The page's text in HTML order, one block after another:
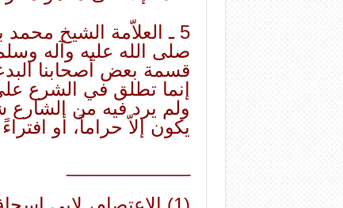
5 ـ العلاّمة الشيخ
صلى الله عليه وآله
قسمة بعض أصحابنا
إنما تطلق في الشرع
ولم يرد فيه من الشارع
يكون إلاّ حراماً، أو